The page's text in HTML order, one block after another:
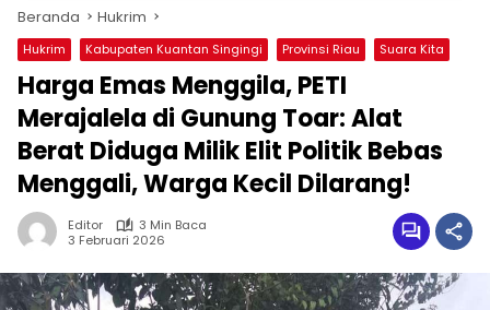
Beranda Hukrim
Hukrim Kabupaten Kuantan Singingi Provinsi Riau Suara Kita
Harga Emas Menggila, PETI
Merajalela di Gunung Toar: Alat
Berat Diduga Milik Elit Politik Bebas
Menggali, Warga Kecil Dilarang!
Editor
3 Min Baca
3 Februari 2026